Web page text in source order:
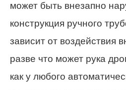
может быть внезапно
конструкция ручного
зависит от воздействия
разве что может рука
как у любого